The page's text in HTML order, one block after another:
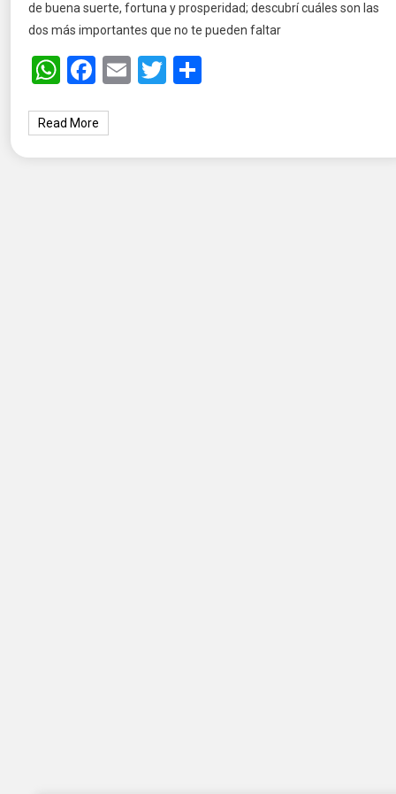
de buena suerte, fortuna y prosperidad; descubrí cuáles son las
dos más importantes que no te pueden faltar
WhatsApp
Facebook
EmailTwitter
Read More